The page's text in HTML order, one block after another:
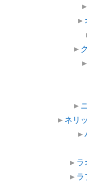
►
►
►
►
►
► ネリ
►
► ラ
► ラ